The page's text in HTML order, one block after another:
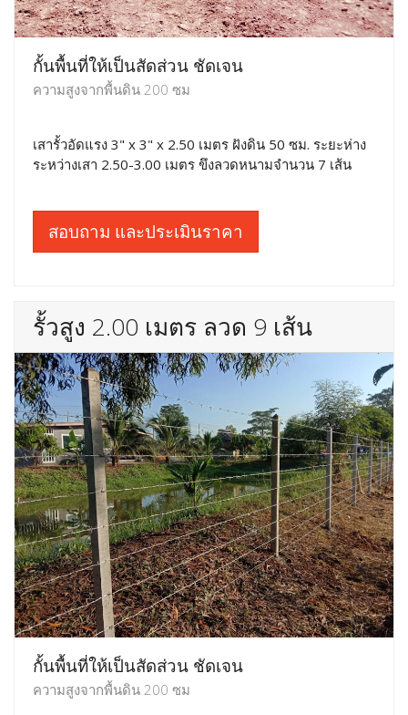
กั้นพื้นที่ให้เป็นสัดส่วน ชัดเจน
ความสูงจากพื้นดิน 200 ซม
เสารั้วอัดแรง 3" x 3" x 2.50 เมตร ฝังดิน 50 ซม. ระยะห่าง
ระหว่างเสา 2.50-3.00 เมตร ขึงลวดหนามจำนวน 7 เส้น
สอบถาม และประเมินราคา
รั้วสูง 2.00 เมตร ลวด 9 เส้น
กั้นพื้นที่ให้เป็นสัดส่วน ชัดเจน
ความสูงจากพื้นดิน 200 ซม